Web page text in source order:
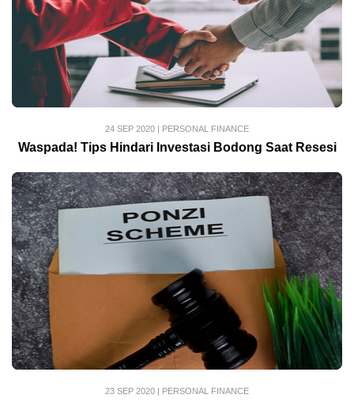
24 SEP 2020 | PERSONAL FINANCE
Waspada! Tips Hindari Investasi Bodong Saat Resesi
23 SEP 2020 | PERSONAL FINANCE